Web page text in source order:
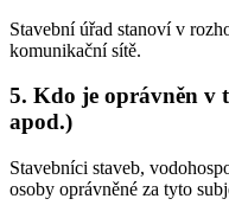
Stavební úřad stanoví v
komunikační sítě.
5. Kdo je oprávněn v
apod.)
Stavebníci staveb,
osoby oprávněné za tyto